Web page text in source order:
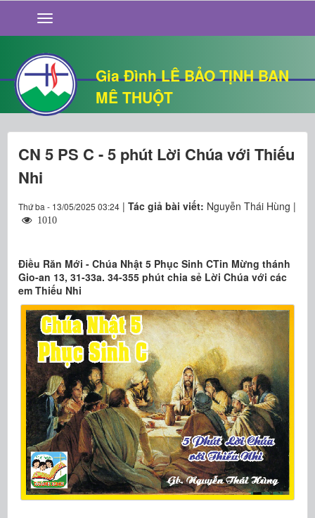
Gia Đình LÊ BẢO TỊNH BAN
MÊ THUỘT
GIỚI THIỆU
TIN TỨC
SỐNG ĐẠO
CHUYỆN NHÀ
QUÁN VĂN
THƯ GIÃN
CN 5 PS C - 5 phút Lời Chúa với Thiếu
Nhi
Thứ ba - 13/05/2025 03:24 | Tác giả bài viết: Nguyễn Thái Hùng |
1010
Điều Răn Mới - Chúa Nhật 5 Phục Sinh CTin Mừng thánh
Gio-an 13, 31-33a. 34-355 phút chia sẻ Lời Chúa với các
em Thiếu Nhi